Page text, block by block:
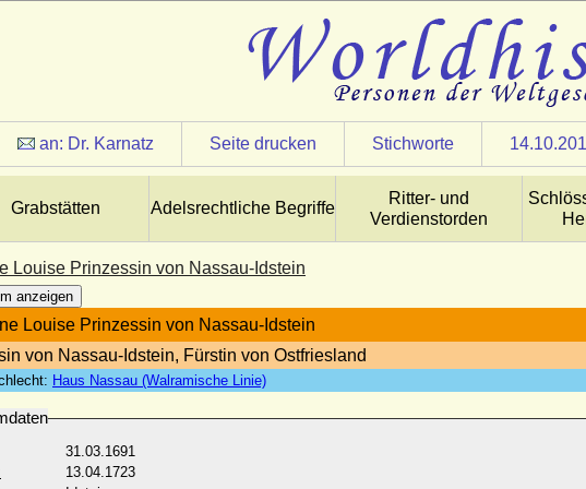
an: Dr. Karnatz Seite drucken Stichworte
Grabstätten Adelsrechtliche Begriffe
Ritter- und
Verdienstorden
Louise Prinzessin von Nassau-Idstein
anzeigen
Louise Prinzessin von Nassau-Idstein
von Nassau-Idstein, Fürstin von Ostfriesland
Haus Nassau (Walramische Linie)
31.03.1691
13.04.1723